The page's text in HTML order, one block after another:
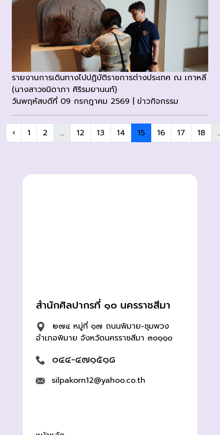
รายงานการเดินทางไปปฏิบัติราชการต่างประเทศ ณ เกาหลี
(นางสาวชนิดาภา ศิริรมยานนท์)
วันพฤหัสบดีที่ 09 กรกฎาคม 2569 | ข่าวกิจกรรม
‹ 1 2 ... 12 13 14 15 16 17 18
สำนักศิลปากรที่ ๑๐ นครราชสีมา
๒๗๔ หมู่ที่ ๑๗ ถนนพิมาย-ชุมพวง
อำเภอพิมาย จังหวัดนครราชสีมา ๓๐๑๑๐
๐๔๔-๔๗๑๕๑๘
silpakorn12@yahoo.co.th